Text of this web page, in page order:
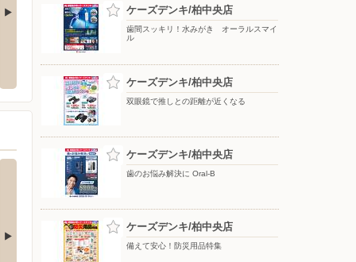
東深井店
深井228-1 〒278-0022 千葉県野田市山崎2632番地の2
ケーズデンキ/柏中央店
歯間スッキリ！水みがき オーラルスマイ
ル
ケーズデンキ/柏中央店
双眼鏡で推しとの距離が近くなる
ケーズデンキ/柏中央店
歯のお悩み解決に Oral-B
ケーズデンキ/柏中央店
備えて安心！防災用品特集